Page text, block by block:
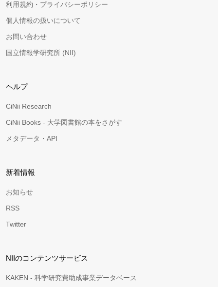
利用規約・プライバシーポリシー
個人情報の扱いについて
お問い合わせ
国立情報学研究所 (NII)
ヘルプ
CiNii Research
CiNii Books - 大学図書館の本をさがす
メタデータ・API
新着情報
お知らせ
RSS
Twitter
NIIのコンテンツサービス
KAKEN - 科学研究費助成事業データベース